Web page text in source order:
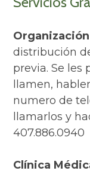
distribución
previa. Se les
llamen,
numero de
llamarlos y
407.886.0940
Clínica